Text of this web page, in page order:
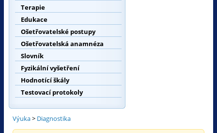
Terapie
Edukace
Ošetřovatelské postupy
Ošetřovatelská anamnéza
Slovník
Fyzikální vyšetření
Hodnotící škály
Testovací protokoly
Výuka> Diagnostika